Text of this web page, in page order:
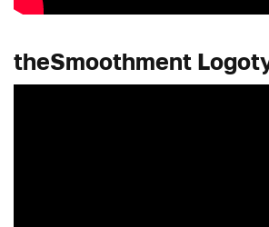
theSmoothment